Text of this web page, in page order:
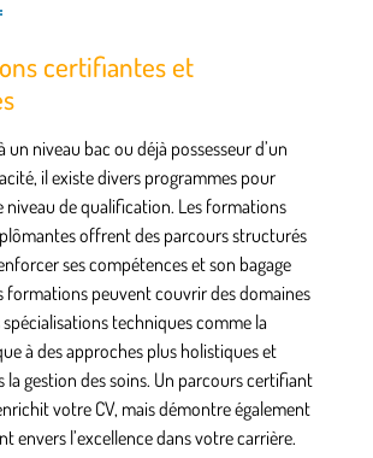
certifiantes et
un niveau bac ou déjà possesseur d’un
, il existe divers programmes pour
de qualification. Les formations
offrent des parcours structurés
sescompétenceset son bagage
formations peuvent couvrir des domaines
techniques comme la
à des approches plus holistiques et
la gestion des soins. Un parcours certifiant
votre CV, mais démontre également
envers l’excellence dans votre carrière.